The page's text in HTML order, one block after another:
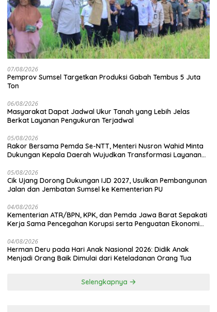
07/08/2026
Pemprov Sumsel Targetkan Produksi Gabah Tembus 5 Juta
Ton
06/08/2026
Masyarakat Dapat Jadwal Ukur Tanah yang Lebih Jelas
Berkat Layanan Pengukuran Terjadwal
05/08/2026
Rakor Bersama Pemda Se-NTT, Menteri Nusron Wahid Minta
Dukungan Kepala Daerah Wujudkan Transformasi Layanan
05/08/2026
Cik Ujang Dorong Dukungan IJD 2027, Usulkan Pembangunan
Jalan dan Jembatan Sumsel ke Kementerian PU
04/08/2026
Kementerian ATR/BPN, KPK, dan Pemda Jawa Barat Sepakati
Kerja Sama Pencegahan Korupsi serta Penguatan Ekonomi
04/08/2026
Herman Deru pada Hari Anak Nasional 2026: Didik Anak
Menjadi Orang Baik Dimulai dari Keteladanan Orang Tua
Selengkapnya